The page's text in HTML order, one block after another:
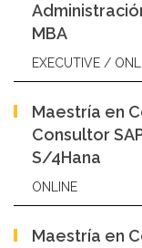
MBA
EXECUTIVE /
Maestría en
Consultor
S/4Hana
ONLINE
Maestría en